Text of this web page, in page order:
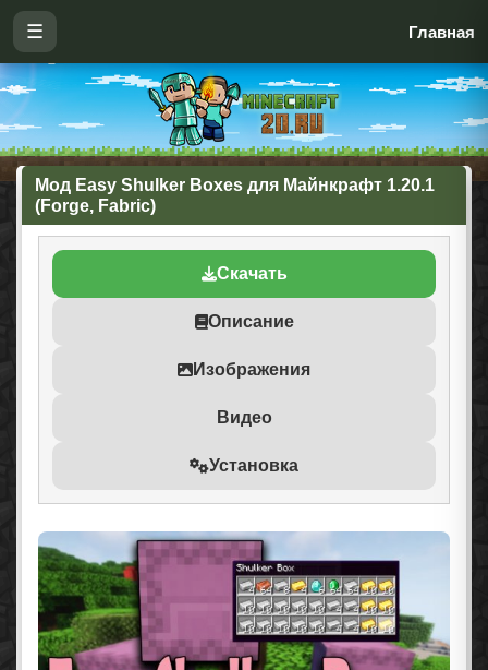
☰ Главная
Мод Easy Shulker Boxes для Майнкрафт 1.20.1
(Forge, Fabric)
Скачать
Описание
Изображения
Видео
Установка